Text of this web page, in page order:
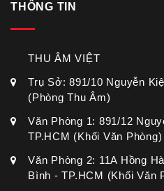
THÔNG TIN
THU ÂM VIỆT
Trụ Sở: 891/10 Nguyễn
(Phòng Thu Âm)
Văn Phòng 1: 891/12
TP.HCM (Khối Văn Phòng)
Văn Phòng 2: 11A Hồng
Bình - TP.HCM (Khối Văn